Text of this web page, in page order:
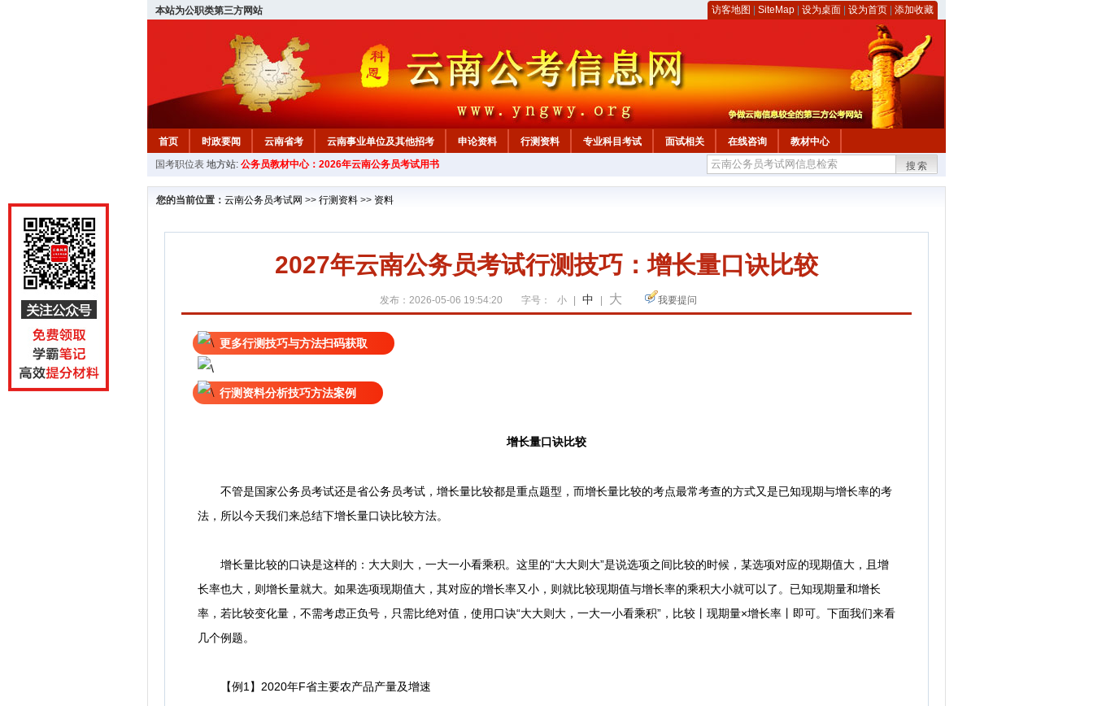
本站为公职类第三方网站 访客地图 SiteMap 设为桌面 设为首页 添加收藏
首页 时政要闻 云南省考 云南事业单位及其他招考 申论资料 行测资料 专业科目考试 面试相关 在线咨询
教材中心
国考职位表 地方站: 公务员教材中心：2026年云南公务员考试用书 搜索
您的当前位置： 云南公务员考试网 >> 行测资料 >> 资料
2027年云南公务员考试行测技巧：增长量口诀比较
发布：2026-05-06 19:54:20 字号： 小 中 大 我要提问
更多行测技巧与方法扫码获取
行测资料分析技巧方法案例
增长量口诀比较
不管是国家公务员考试还是省公务员考试，增长量比较都是重点题型，而增长量比较的考点最常考查的方式又是已知现期与增长率的考
法，所以今天我们来总结下增长量口诀比较方法。
增长量比较的口诀是这样的：大大则大，一大一小看乘积。这里的“大大则大”是说选项之间比较的时候，某选项对应的现期值大，且增
长率也大，则增长量就大。如果选项现期值大，其对应的增长率又小，则就比较现期值与增长率的乘积大小就可以了。已知现期量和增长
率，若比较变化量，不需考虑正负号，只需比绝对值，使用口诀“大大则大，一大一小看乘积”，比较丨现期量×增长率丨即可。下面我们来看
几个例题。
【例1】2020年F省主要农产品产量及增速